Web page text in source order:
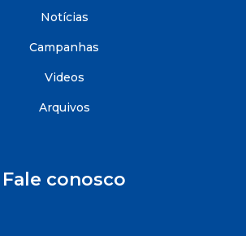
Notícias
Campanhas
Videos
Arquivos
Fale conosco